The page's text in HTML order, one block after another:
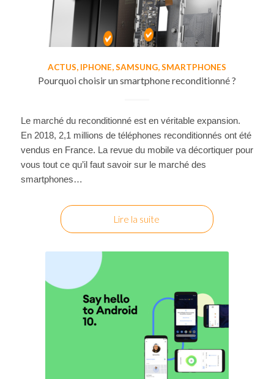
ACTUS, IPHONE,SAMSUNG,SMARTPHONES
Pourquoi choisir un smartphone reconditionné ?
Le marché du reconditionné est en véritable expansion.
En 2018, 2,1 millions de téléphones reconditionnés ont été
vendus en France. La revue du mobile va décortiquer pour
vous tout ce qu’il faut savoir sur le marché des
smartphones…
Lire la suite